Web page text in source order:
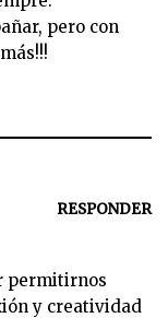
pero con
RESPONDER
permitirnos
y creatividad